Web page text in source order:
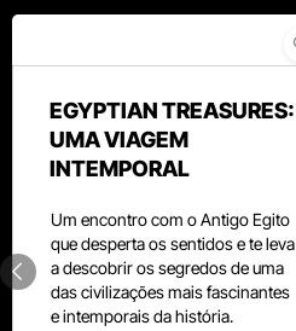
EGYPTIAN TREASURES:
UMA VIAGEM
INTEMPORAL
Um encontro com oAntigo Egito
que desperta os sentidos e te leva
a descobrir os segredos de uma
das civilizações mais fascinantes
e intemporais da história.